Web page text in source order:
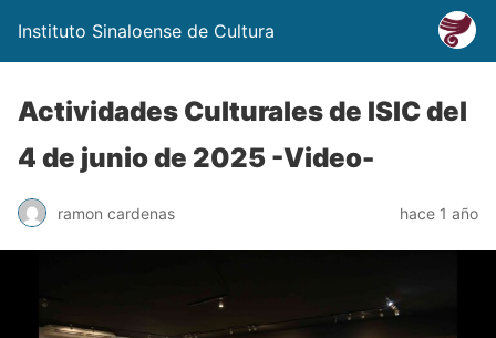
Instituto Sinaloense de Cultura
Actividades Culturales de ISIC del
4 de junio de 2025 -Video-
ramon cardenas hace 1 año